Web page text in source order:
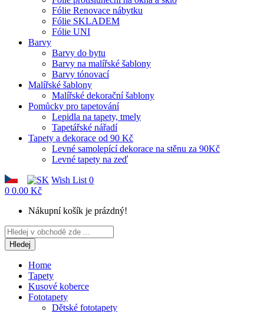
Fólie Renovace nábytku
Fólie SKLADEM
Fólie UNI
Barvy
Barvy do bytu
Barvy na malířské šablony
Barvy tónovací
Malířské šablony
Malířské dekorační šablony
Pomůcky pro tapetování
Lepidla na tapety, tmely
Tapetářské nářadí
Tapety a dekorace od 90 Kč
Levné samolepící dekorace na stěnu za 90Kč
Levné tapety na zeď
Wish List 0
0 0.00 Kč
Nákupní košík je prázdný!
Hledej
Home
Tapety
Kusové koberce
Fototapety
Dětské fototapety